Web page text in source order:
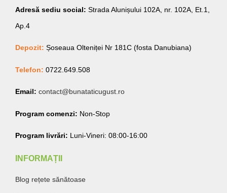
Adresă sediu social: Strada Alunișului 102A, nr. 102A, Et.1,
Ap.4
Depozit: Șoseaua Olteniței Nr 181C (fosta Danubiana)
Telefon: 0722.649.508
Email: contact@bunataticugust.ro
Program comenzi: Non-Stop
Program livrări: Luni-Vineri: 08:00-16:00
INFORMAȚII
Blog rețete sănătoase